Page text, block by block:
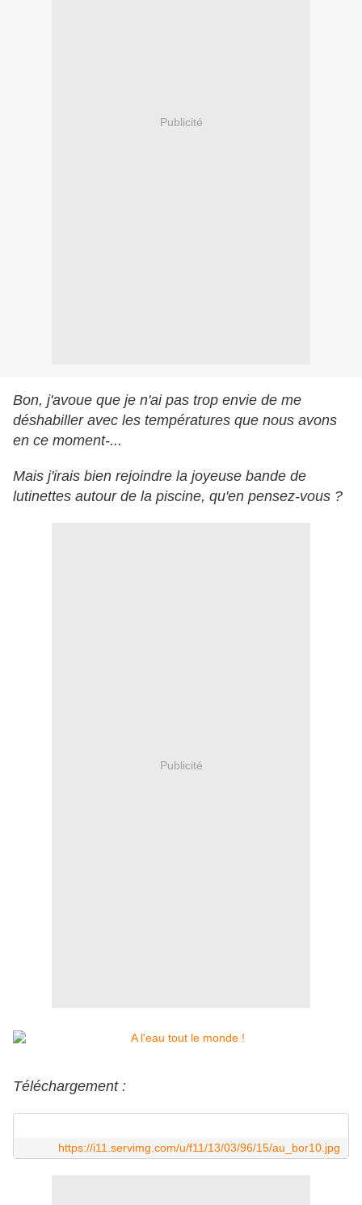
Publicité
Bon, j'avoue que je n'ai pas trop envie de me
déshabiller avec les températures que nous avons
en ce moment-...
Mais j'irais bien rejoindre la joyeuse bande de
lutinettes autour de la piscine, qu'en pensez-vous ?
Publicité
Téléchargement :
https://i11.servimg.com/u/f11/13/03/96/15/au_bor10.jpg